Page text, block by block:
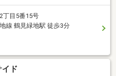
丁目5番15号
線 鶴見緑地駅 徒歩3分
ド